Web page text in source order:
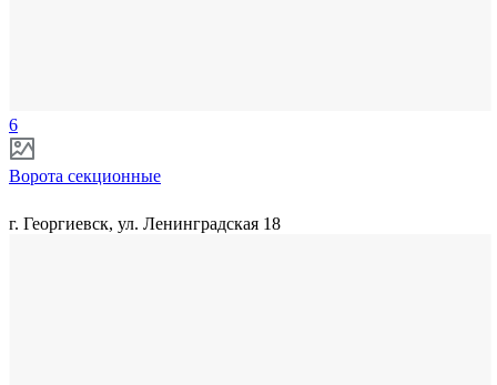
6
Ворота секционные
г. Георгиевск, ул. Ленинградская 18